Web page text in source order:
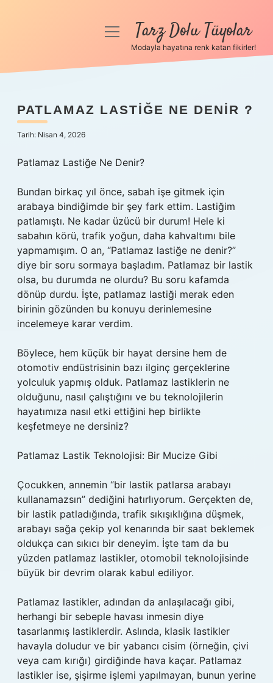
Anasayfa
Yasal Uyarı
menüyüTarz Dolu Tüyolar
Modayla hayatına renk katan fikirler!
PATLAMAZ LASTIĞE NE DENIR ?
Tarih: Nisan 4, 2026
Patlamaz Lastiğe Ne Denir?
Bundan birkaç yıl önce, sabah işe gitmek için
arabaya bindiğimde bir şey fark ettim. Lastiğim
patlamıştı. Ne kadar üzücü bir durum! Hele ki
sabahın körü, trafik yoğun, daha kahvaltımı bile
yapmamışım. O an, “Patlamaz lastiğe ne denir?”
diye bir soru sormaya başladım. Patlamaz bir lastik
olsa, bu durumda ne olurdu? Bu soru kafamda
dönüp durdu. İşte, patlamaz lastiği merak eden
birinin gözünden bu konuyu derinlemesine
incelemeye karar verdim.
Böylece, hem küçük bir hayat dersine hem de
otomotiv endüstrisinin bazı ilginç gerçeklerine
yolculuk yapmış olduk. Patlamaz lastiklerin ne
olduğunu, nasıl çalıştığını ve bu teknolojilerin
hayatımıza nasıl etki ettiğini hep birlikte
keşfetmeye ne dersiniz?
Patlamaz Lastik Teknolojisi: Bir Mucize Gibi
Çocukken, annemin “bir lastik patlarsa arabayı
kullanamazsın” dediğini hatırlıyorum. Gerçekten de,
bir lastik patladığında, trafik sıkışıklığına düşmek,
arabayı sağa çekip yol kenarında bir saat beklemek
oldukça can sıkıcı bir deneyim. İşte tam da bu
yüzden patlamaz lastikler, otomobil teknolojisinde
büyük bir devrim olarak kabul ediliyor.
Patlamaz lastikler, adından da anlaşılacağı gibi,
herhangi bir sebeple havası inmesin diye
tasarlanmış lastiklerdir. Aslında, klasik lastikler
havayla doludur ve bir yabancı cisim (örneğin, çivi
veya cam kırığı) girdiğinde hava kaçar. Patlamaz
lastikler ise, şişirme işlemi yapılmayan, bunun yerine